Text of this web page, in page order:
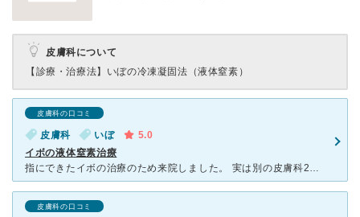
皮膚科について
【診療・治療法】 いぼの冷凍凝固法（液体窒素）
皮膚科の口コミ
皮膚科 いぼ
5.0
イボの液体窒素治療
指にできたイボの治療のため来院しました。 実は別の皮膚科2カ所へ行くも治らずで、こちらへ。 液体窒素治療をするとのことで、一回目をやってもらう。 2週間で、ほぼキレイにイボが取れ驚きました。
皮膚科の口コミ